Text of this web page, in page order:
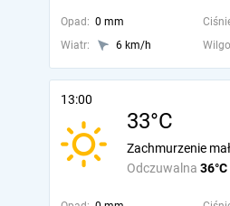
Opad: 0 mm
Wiatr:
6 km/h
13:00
33°C
Odczuwalna 36°C
Zachmurzenie